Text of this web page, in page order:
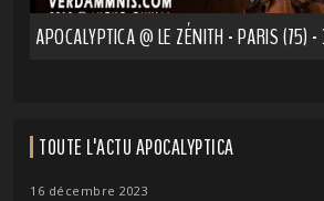
APOCALYPTICA @ LE ZÉNITH - PARIS (75) -
TOUTE L'ACTU APOCALYPTICA
16 décembre 2023